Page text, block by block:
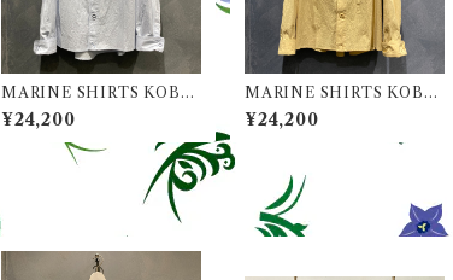
MARINE SHIRTS KOBE
(マリンシャツ KOBE) / Co
l. Sax(サックス)
¥24,200
MARINE SHIRTS KOBE
(マリンシャツ KOBE) / Co
l. Yellow(イエロー)
¥24,200